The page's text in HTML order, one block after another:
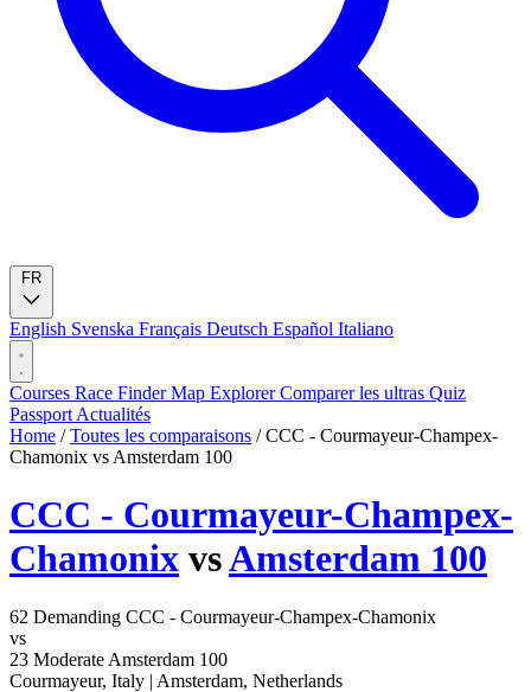
English Svenska Français Deutsch Español Italiano
Courses Race FinderMap ExplorerComparer les ultras Quiz
Passport Actualités
Home / Toutes les comparaisons / CCC - Courmayeur-Champex-
Chamonix vs Amsterdam 100
CCC - Courmayeur-Champex-
Chamonix vsAmsterdam 100
62 Demanding CCC - Courmayeur-Champex-Chamonix
vs
23 Moderate Amsterdam 100
Courmayeur, Italy | Amsterdam, Netherlands